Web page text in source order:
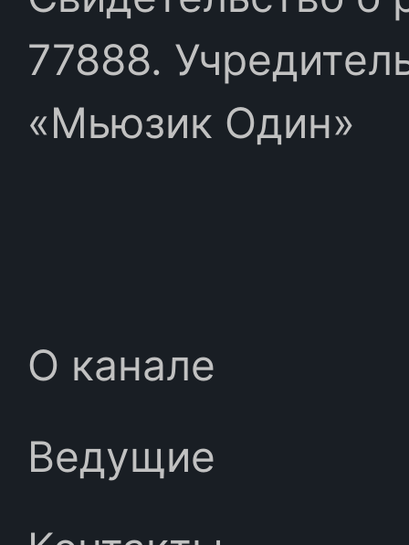
77888.
«Мьюзик Один»
О канале
Ведущие